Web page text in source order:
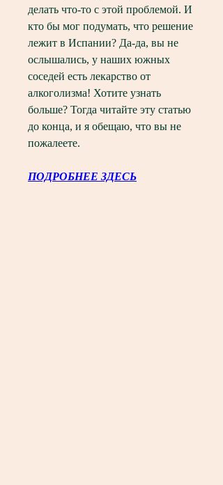
делать что-то с этой проблемой. И
кто бы мог подумать, что решение
лежит в Испании? Да-да, вы не
ослышались, у наших южных
соседей есть лекарство от
алкоголизма! Хотите узнать
больше? Тогда читайте эту статью
до конца, и я обещаю, что вы не
пожалеете.
ПОДРОБНЕЕ ЗДЕСЬ